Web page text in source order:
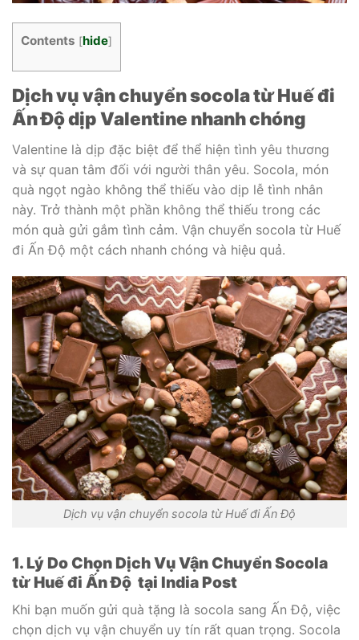
Contents [hide]
Dịch vụ vận chuyển socola từ Huế đi
Ấn Độ dịp Valentine nhanh chóng
Valentine là dịp đặc biệt để thể hiện tình yêu thương
và sự quan tâm đối với người thân yêu. Socola, món
quà ngọt ngào không thể thiếu vào dịp lễ tình nhân
này. Trở thành một phần không thể thiếu trong các
món quà gửi gắm tình cảm. Vận chuyển socola từ Huế
đi Ấn Độ một cách nhanh chóng và hiệu quả.
Dịch vụ vận chuyển socola từ Huế đi Ấn Độ
1. Lý Do Chọn Dịch Vụ Vận Chuyển Socola
từ Huế đi Ấn Độ tại India Post
Khi bạn muốn gửi quà tặng là socola sang Ấn Độ, việc
chọn dịch vụ vận chuyển uy tín rất quan trọng. Socola